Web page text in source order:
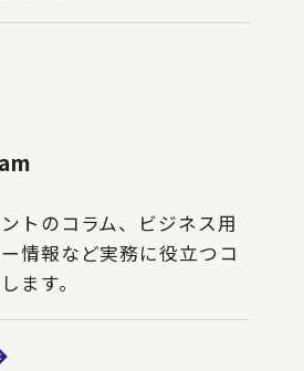
トのコラム、ビジネス用
情報など実務に役立つコ
ます。